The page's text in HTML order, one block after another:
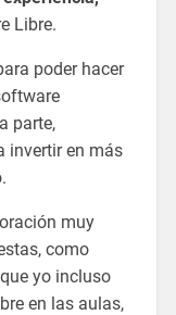
Libre.
poder hacer
parte,
invertir en más
muy
como
yo incluso
en las aulas,